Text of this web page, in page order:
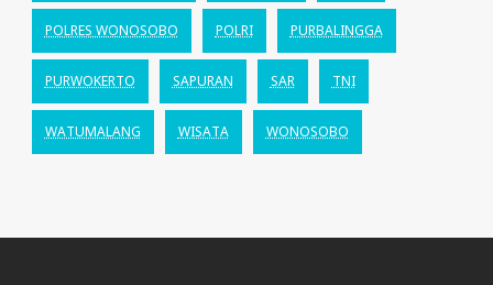
POLRES WONOSOBO POLRI PURBALINGGA
PURWOKERTO SAPURAN SAR TNI
WATUMALANG WISATA WONOSOBO